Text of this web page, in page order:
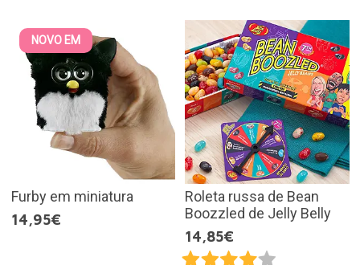
NOVO EM
Furby em miniatura
14,95€
Roleta russa de Bean
Boozzled de Jelly Belly
14,85€